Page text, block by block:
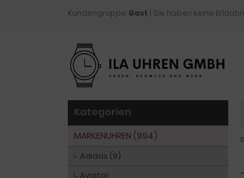
Kundengruppe: Gast | Sie haben keine
Kategorien
MARKENUHREN (994)
Adidas (9)
Aviator